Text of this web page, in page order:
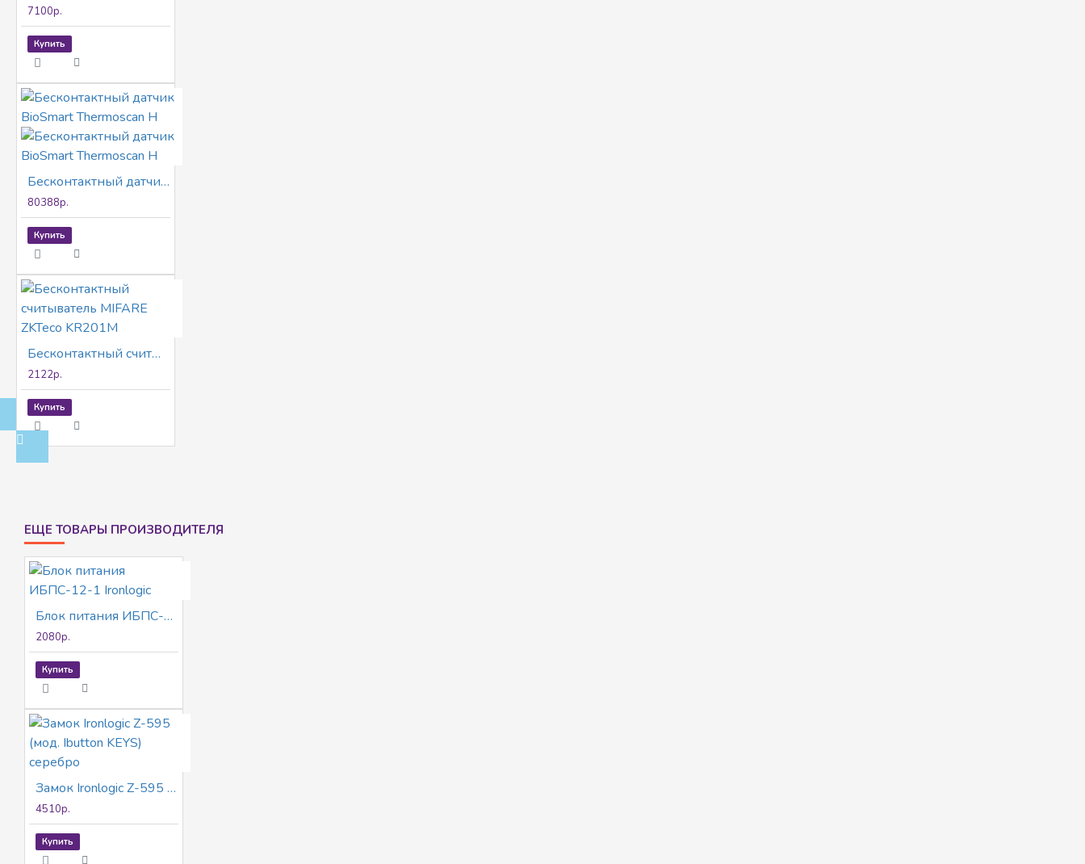
7100р.
Купить
Бесконтактный датчик BioSmart Thermoscan H
80388р.
Купить
Бесконтактный считыватель MIFARE ZKTeco KR201M
2122р.
Купить
ЕЩЕ ТОВАРЫ ПРОИЗВОДИТЕЛЯ
Блок питания ИБПС-12-1 Ironlogic
2080р.
Купить
Замок Ironlogic Z-595 (мод. Ibutton KEYS) серебро
4510р.
Купить